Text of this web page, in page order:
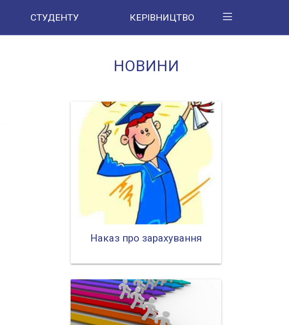
СТУДЕНТУ КЕРІВНИЦТВО
НОВИНИ
Наказ про зарахування